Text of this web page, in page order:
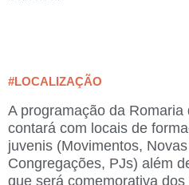
#LOCALIZAÇÃO
A programação da Romaria
contará com locais de
juvenis (Movimentos,
Congregações, PJs) além
que será comemorativa